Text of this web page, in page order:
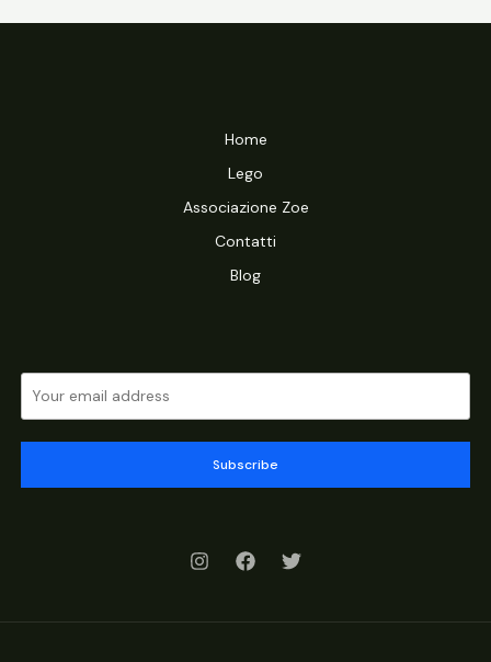
Home
Lego
Associazione Zoe
Contatti
Blog
Subscribe